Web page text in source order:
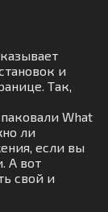
и
Так,
What
ли
если вы
А вот
свой и